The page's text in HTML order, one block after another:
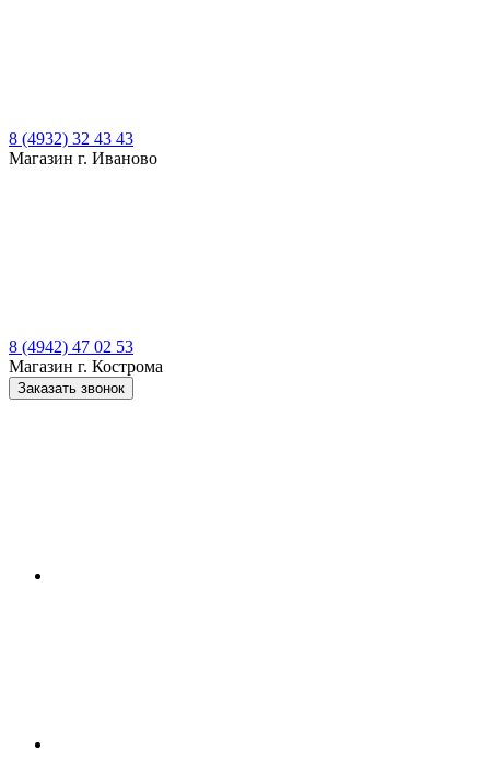
8 (4932) 32 43 43
Магазин г. Иваново
8 (4942) 47 02 53
Магазин г. Кострома
Заказать звонок